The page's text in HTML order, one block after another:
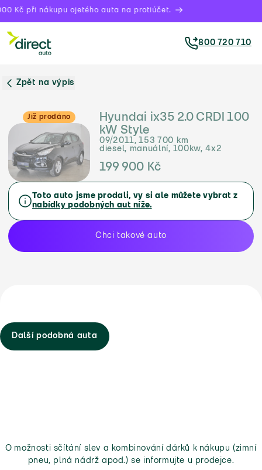
Kč při nákupu ojetého auta na protiúčet.
800 720 710
Zpět na výpis
Již prodáno
Hyundai ix35 2.0 CRDI 100
kW Style
09/2011, 153 700 km
diesel, manuální, 100kw, 4x2
199 900 Kč
Toto auto jsme prodali, vy si ale můžete vybrat z
nabídky podobných aut níže.
Chci takové auto
Další podobná auta
O možnosti sčítání slev a kombinování dárků k nákupu (zimní
pneu, plná nádrž apod.) se informujte u prodejce.